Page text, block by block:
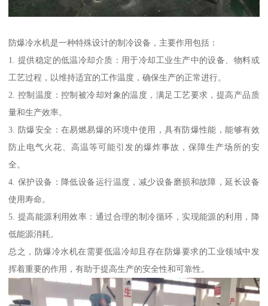
防爆冷水机是一种特殊设计的制冷设备，主要作用包括：
1. 提供稳定的低温冷却介质：用于冷却工业生产中的设备、物料或
工艺过程，以维持适宜的工作温度，确保生产的正常进行。
2. 控制温度：控制被冷却对象的温度，满足工艺要求，提高产品质
量和生产效率。
3. 防爆安全：在易燃易爆的环境中使用，具有防爆性能，能够有效
防止电气火花、高温等可能引发的爆炸事故，保障生产场所的安
全。
4. 保护设备：降低设备运行温度，减少设备磨损和故障，延长设备
使用寿命。
5. 提高能源利用效率：通过合理的制冷循环，实现能源的利用，降
低能源消耗。
总之，防爆冷水机在需要低温冷却且存在防爆要求的工业领域中发
挥着重要的作用，有助于提高生产的安全性和可靠性。